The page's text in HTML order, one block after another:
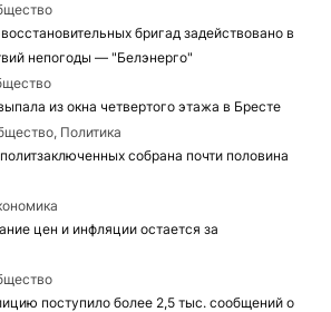
бригад задействовано в
непогоды — "Белэнерго"
из окна четвертого этажа в Бресте
Политика
собрана почти половина
цен и инфляции остается за
поступило более 2,5 тыс. сообщений о